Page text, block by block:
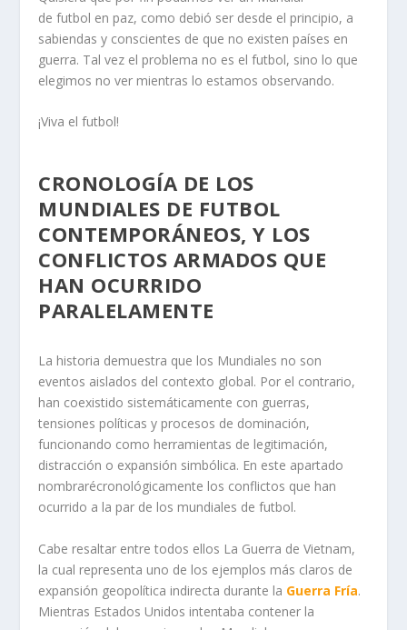
de futbol en paz, como debió ser desde el principio, a
sabiendas y conscientes de que no existen países en
guerra. Tal vez el problema no es el futbol, sino lo que
elegimos no ver mientras lo estamos observando.
¡Viva el futbol!
CRONOLOGÍA DE LOS
MUNDIALES DE FUTBOL
CONTEMPORÁNEOS, Y LOS
CONFLICTOS ARMADOS QUE
HAN OCURRIDO
PARALELAMENTE
La historia demuestra que los Mundiales no son
eventos aislados del contexto global. Por el contrario,
han coexistido sistemáticamente con guerras,
tensiones políticas y procesos de dominación,
funcionando como herramientas de legitimación,
distracción o expansión simbólica. En este apartado
nombrarécronológicamente los conflictos que han
ocurrido a la par de los mundiales de futbol.
Cabe resaltar entre todos ellos La Guerra de Vietnam,
la cual representa uno de los ejemplos más claros de
expansión geopolítica indirecta durante la Guerra Fría.
Mientras Estados Unidos intentaba contener la